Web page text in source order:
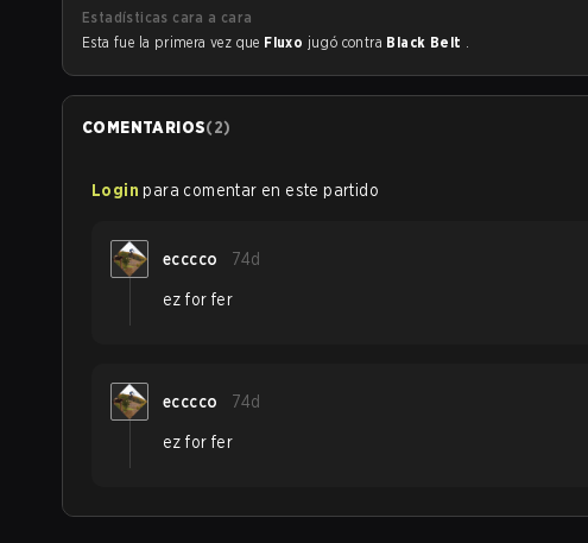
Estadísticas cara a cara
Esta fue la primera vez que Fluxo jugó contra Black Belt .
COMENTARIOS(2)
Login para comentar en este partido
ecccco 74d
ez for fer
ecccco 74d
ez for fer